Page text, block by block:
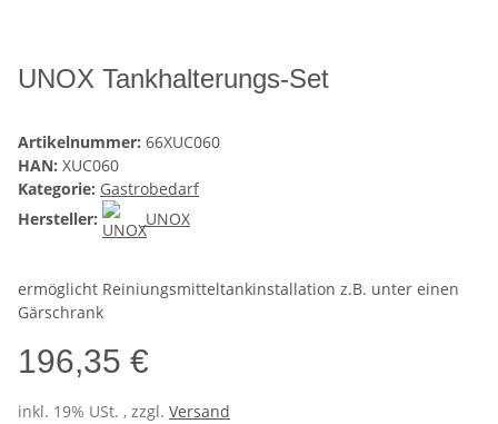
UNOX Tankhalterungs-Set
Artikelnummer: 66XUC060
HAN: XUC060
Kategorie: Gastrobedarf
Hersteller:
UNOX
ermöglicht Reiniungsmitteltankinstallation z.B. unter einen
Gärschrank
196,35 €
inkl. 19% USt. , zzgl. Versand